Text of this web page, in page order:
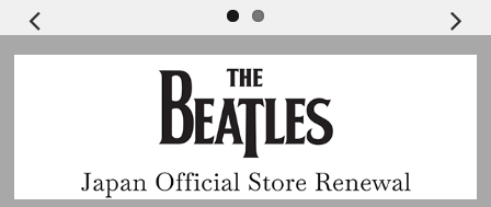
■【6】顔写真付き学生証・生徒手帳について
・学生証・生徒手帳の発行がない場合は、顔写真付きの生徒証明書または学
校発行の身分証明書でも可
※ただし、生徒氏名記入欄の無いものや記入欄に名前の記入の無いものは不
・顔写真の無いものは不可
・顔写真付でないものに、ご自身で写真を貼付したものや、貼付したと思わ
れるものは不可